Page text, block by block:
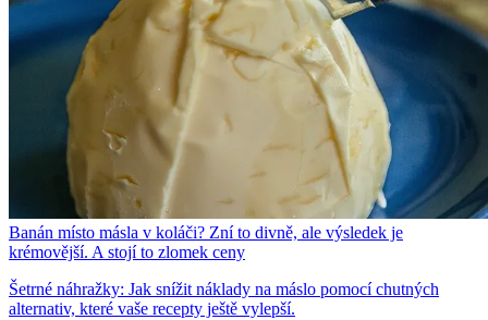
Banán místo másla v koláči? Zní to divně, ale výsledek je
krémovější. A stojí to zlomek ceny
Šetrné náhražky: Jak snížit náklady na máslo pomocí chutných
alternativ, které vaše recepty ještě vylepší.